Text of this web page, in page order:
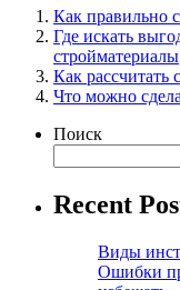
Как правильно
Где искать
стройматериалы
Как рассчитать
Что можно
Поиск
Recent
Виды
Ошибки